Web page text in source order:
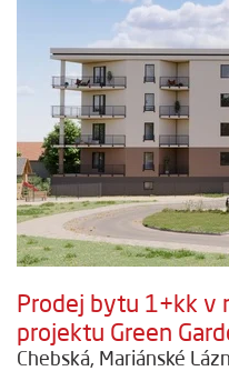
Prodej bytu 1+kk v
projektu Green
Chebská, Mariánské